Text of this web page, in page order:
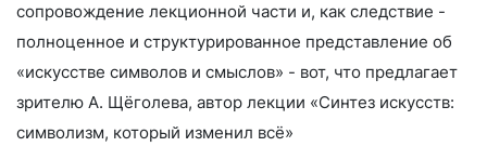
сопровождение лекционной части и, как следствие -
полноценное и структурированное представление об
«искусстве символов и смыслов» - вот, что предлагает
зрителю А. Щёголева, автор лекции «Синтез искусств:
символизм, который изменил всё»